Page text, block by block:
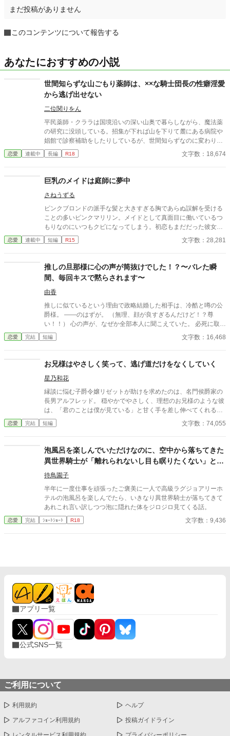
まだ投稿がありません
このコンテンツについて報告する
あなたにおすすめの小説
世間知らずな山ごもり薬師は、××な騎士団長の性癖淫愛
から逃げ出せない
二位関りをん
平民薬師・クララは国境沿いの深い山奥で暮らしながら、魔法薬
の研究に没頭している。招集が下れば山を下りて麓にある病院や
娼館で診察補助をしたりしているが、世間知らずなのに変わりは
ない。 ある日、山の中で倒れている男性を発見。彼はなんと騎士
団長・レイルドで女嫌いの噂を持つ人物だった。 当然女嫌いの噂
が、レイルドには隠している秘密……性癖があった。 ――君の××
恋愛 連載中 長編 R18 文字数：18,674
巨乳のメイドは庭師に夢中
さねうずる
ピンクブロンドの派手な髪と大きすぎる胸であらぬ誤解を受ける
ことの多いピンクマリリン。メイドとして真面目に働いているつ
もりなのにいつもクビになってしまう。初恋もまだだった彼女が
やっとの思いで雇ってもらえたお屋敷にいたのは、大きくて無口
な庭師のエバンスさん。彼のことが気になる彼女は、、、、
恋愛 連載中 短編 R15 文字数：28,281
推しの旦那様に心の声が筒抜けでした！？〜バレた瞬
間、毎回キスで黙らされます〜
由香
推しに似ているという理由で政略結婚した相手は、冷酷と噂の公
爵様。 ――のはずが。 （無理、顔が良すぎるんだけど！？尊
い！！） 心の声が、なぜか全部本人に聞こえていた。 必死に取り
繕うも時すでに遅し。 暴走する脳内実況を止めるたび、旦那様は
なぜか――キスしてくる。 「黙らせるのにちょうどいい」 いや全
声だだ漏れ令嬢 甘くて騒がしい新婚生活、開幕。
恋愛 完結 短編 文字数：16,468
お兄様はやさしく笑って、逃げ道だけをなくしていく
星乃和花
縁談に悩む子爵令嬢リゼットが助けを求めたのは、名門侯爵家の
長男アルフレッド。 穏やかでやさしく、理想のお兄様のような彼
は、「君のことは僕が見ている」と甘く手を差し伸べてくれる。
送り迎え、花や手紙、完璧なエスコート。 守られているだけのは
ずが、気づけば周囲には「彼女はもうノースウェル侯爵家のも
実はかなり策略家。 やさしく逃げ道をなくしてくるお兄様系ヒー
ローに、恋愛に疎い令嬢がじわじわ囲い落とされていく、甘くて
幸せな溺愛ラブストーリー。 ――「待つよ」と言いながら、外堀
恋愛 完結 短編 文字数：74,055
泡風呂を楽しんでいただけなのに、空中から落ちてきた
異世界騎士が「離れられないし目も瞑りたくない」とガ
ン見してきた時の私の対応。
待鳥園子
半年に一度仕事を頑張ったご褒美に一人で高級ラグジョアリーホ
テルの泡風呂を楽しんでたら、いきなり異世界騎士が落ちてきて
あれこれ言い訳しつつ泡に隠れた体をジロジロ見てくる話。
恋愛 完結 ｼｮｰﾄｼｮｰﾄ R18 文字数：9,436
アプリ一覧
公式SNS一覧
ご利用について
利用規約 ヘルプ
アルファコイン利用規約 投稿ガイドライン